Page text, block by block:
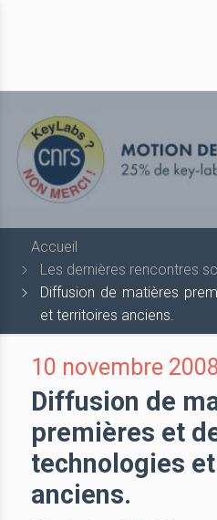
Accueil
Les dernières rencontres
Diffusion de matières
et territoires anciens.
10 novembre
Diffusion de
premières et
technologies
anciens.